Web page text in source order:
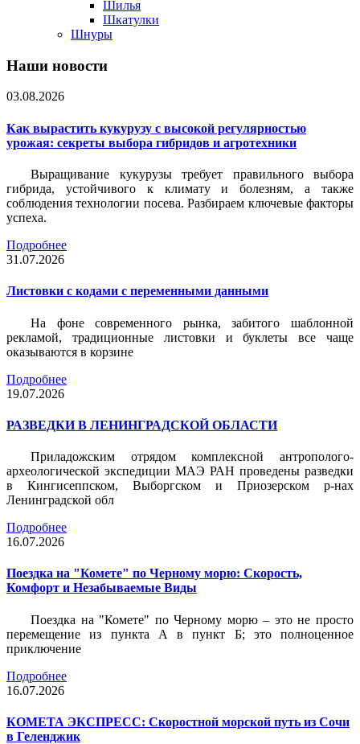
Шилья
Шкатулки
Шнуры
Наши новости
03.08.2026
Как вырастить кукурузу с высокой регулярностью
урожая: секреты выбора гибридов и агротехники
Выращивание кукурузы требует правильного выбора
гибрида, устойчивого к климату и болезням, а также
соблюдения технологии посева. Разбираем ключевые факторы
успеха.
Подробнее
31.07.2026
Листовки c кодами с переменными данными
На фоне современного рынка, забитого шаблонной
рекламой, традиционные листовки и буклеты все чаще
оказываются в корзине
Подробнее
19.07.2026
РАЗВЕДКИ В ЛЕНИНГРАДСКОЙ ОБЛАСТИ
Приладожским отрядом комплексной антрополого-
археологической экспедиции МАЭ РАН проведены разведки
в Кингисеппском, Выборгском и Приозерском р-нах
Ленинградской обл
Подробнее
16.07.2026
Поездка на "Комете" по Черному морю: Скорость,
Комфорт и Незабываемые Виды
Поездка на "Комете" по Черному морю – это не просто
перемещение из пункта А в пункт Б; это полноценное
приключение
Подробнее
16.07.2026
КОМЕТА ЭКСПРЕСС: Скоростной морской путь из Сочи
в Геленджик